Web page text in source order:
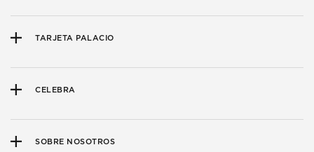
TARJETA PALACIO
CELEBRA
SOBRE NOSOTROS